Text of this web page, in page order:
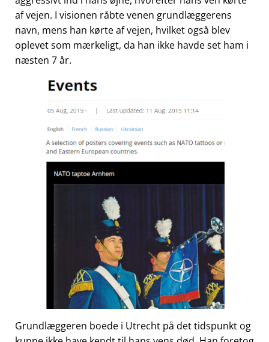
af vejen. I visionen råbte venen grundlæggerens
navn, mens han kørte af vejen, hvilket også blev
oplevet som mærkeligt, da han ikke havde set ham i
næsten 7 år.
Grundlæggeren boede i Utrecht på det tidspunkt og